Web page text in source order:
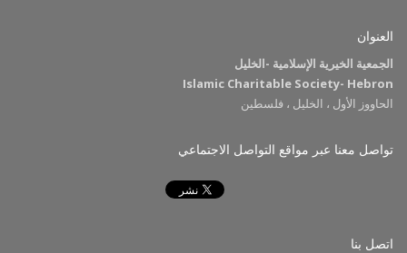
العنوان
الجمعية الخيرية الإسلامية -الخليل
Islamic Charitable Society- Hebron
الحاووز الأول ، الخليل ، فلسطين
تواصل معنا عبر مواقع التواصل الاجتماعي
اتصل بنا